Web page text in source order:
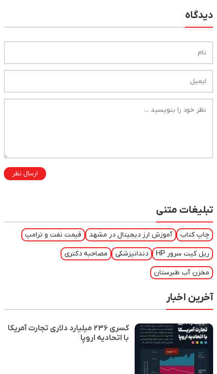
دیدگاه
ارسال نظر
تبلیغات متنی
چاپ کتاب آموزش ارز دیجیتال در مشهد قیمت نفت و ترامپ
ریل کیت سرور HP دندانپزشکی مصاحبه دکتری
مخزن آب طبرستان
آخرین اخبار
️کسری ۲۳۶ میلیارد دلاری تجارت آمریکا
با اتحادیه اروپا